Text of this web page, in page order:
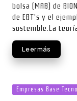
bolsa (MAB) de
de EBT's y el
sostenible.La
Leer más
Publicada
en
Empresas Base